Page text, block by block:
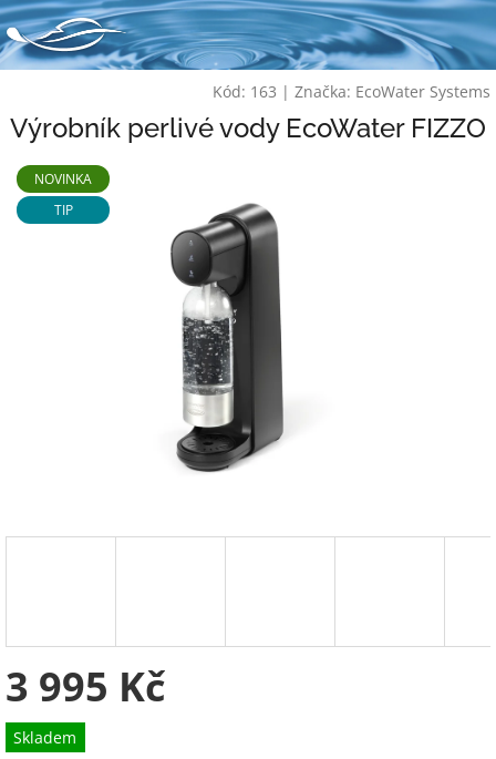
Přejít
na
obsah
Kód: 163 | Značka: EcoWater Systems
Výrobník perlivé vody EcoWater FIZZO
NOVINKA
TIP
3 995 Kč
Měrná
cena:
Skladem